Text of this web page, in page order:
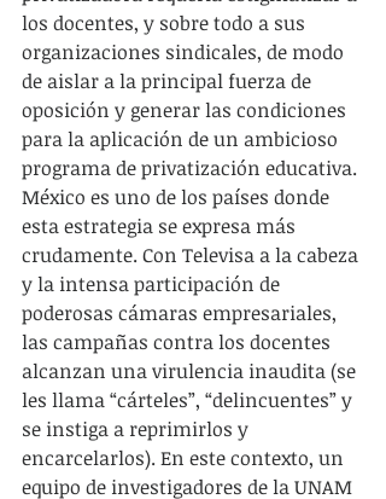
los docentes, y sobre todo a sus
organizaciones sindicales, de modo
de aislar a la principal fuerza de
oposición y generar las condiciones
para la aplicación de un ambicioso
programa de privatización educativa.
México es uno de los países donde
esta estrategia se expresa más
crudamente. Con Televisa a la cabeza
y la intensa participación de
poderosas cámaras empresariales,
las campañas contra los docentes
alcanzan una virulencia inaudita (se
les llama “cárteles”, “delincuentes” y
se instiga a reprimirlos y
encarcelarlos). En este contexto, un
equipo de investigadores de la UNAM